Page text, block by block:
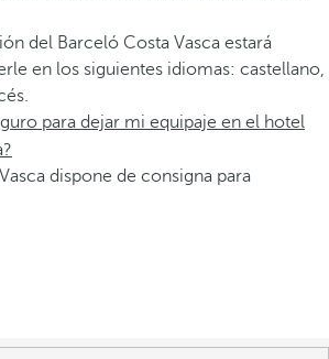
del Barceló Costa Vasca estará
en los siguientes idiomas: castellano,
para dejar mi equipaje en el hotel
dispone de consigna para